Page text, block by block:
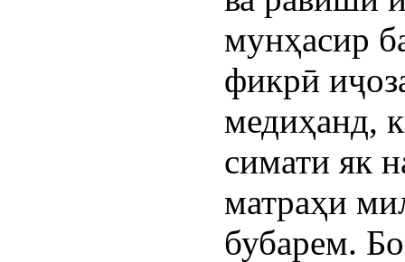
мунҳасир
фикрӣ
медиҳанд,
симати як
матраҳи
бубарем.